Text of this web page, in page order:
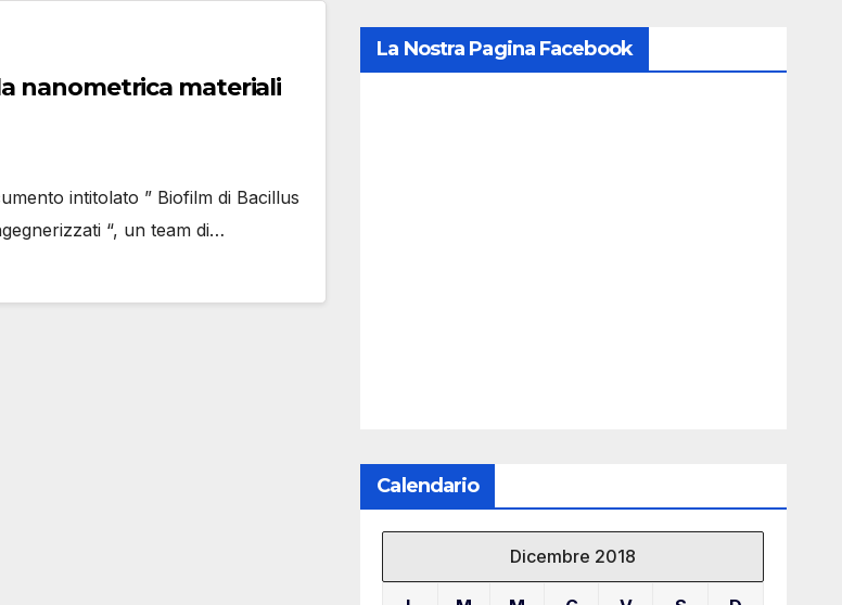
nanometrica materiali
intitolato ” Biofilm di Bacillus
“, un team di…
La Nostra Pagina Facebook
Calendario
Dicembre 2018